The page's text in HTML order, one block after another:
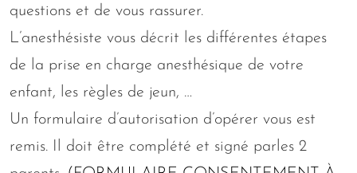
questions et de vous rassurer.
L’anesthésiste vous décrit les différentes étapes
de la prise en charge anesthésique de votre
enfant, les règles de jeun, …
Un formulaire d’autorisation d’opérer vous est
remis. Il doit être complété et signé parles 2